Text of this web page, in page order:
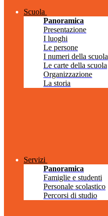
Scuola
Panoramica
Presentazione
I luoghi
Le persone
I numeri della scuola
Le carte della scuola
Organizzazione
La storia
Servizi
Panoramica
Famiglie e studenti
Personale scolastico
Percorsi di studio